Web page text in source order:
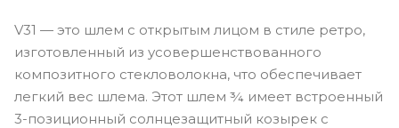
V31 — это шлем с открытым лицом в стиле ретро, ​​
изготовленный из усовершенствованного
композитного стекловолокна, что обеспечивает
легкий вес шлема. Этот шлем ¾ имеет встроенный
3-позиционный солнцезащитный козырек с